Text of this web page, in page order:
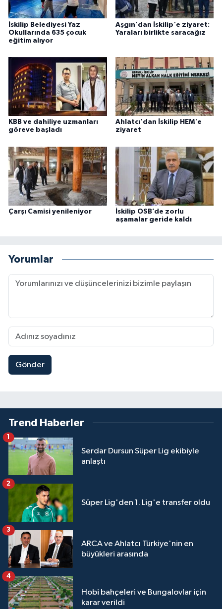
İskilip Belediyesi Yaz
Okullarında 635 çocuk
eğitim alıyor
Aşgın'dan İskilip'e ziyaret:
Yaraları birlikte saracağız
KBB ve dahiliye uzmanları
göreve başladı
Ahlatcı'dan İskilip HEM'e
ziyaret
Çarşı Camisi yenileniyor
İskilip OSB’de zorlu
aşamalar geride kaldı
Yorumlar
Gönder
Trend Haberler
Serdar Dursun Süper Lig ekibiyle
anlaştı
1
Süper Lig'den 1. Lig'e transfer oldu
2
ARCA ve Ahlatcı Türkiye'nin en
büyükleri arasında
3
Hobi bahçeleri ve Bungalovlar için
karar verildi
4